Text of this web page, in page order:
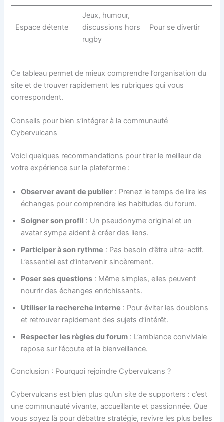
Espace détente
Jeux, humour,
discussions hors
rugby
Pour se divertir
Ce tableau permet de mieux comprendre l’organisation du
site et de trouver rapidement les rubriques qui vous
correspondent.
Conseils pour bien s’intégrer à la communauté
Cybervulcans
Voici quelques recommandations pour tirer le meilleur de
votre expérience sur la plateforme :
Observer avant de publier : Prenez le temps de lire les
échanges pour comprendre les habitudes du forum.
Soigner son profil : Un pseudonyme original et un
avatar sympa aident à créer des liens.
Participer à son rythme : Pas besoin d’être ultra-actif.
L’essentiel est d’intervenir sincèrement.
Poser ses questions : Même simples, elles peuvent
nourrir des échanges enrichissants.
Utiliser la recherche interne : Pour éviter les doublons
et retrouver rapidement des sujets d’intérêt.
Respecter les règles du forum : L’ambiance conviviale
repose sur l’écoute et la bienveillance.
Conclusion : Pourquoi rejoindre Cybervulcans ?
Cybervulcans est bien plus qu’un site de supporters : c’est
une communauté vivante, accueillante et passionnée. Que
vous soyez là pour débattre stratégie, revivre les plus belles